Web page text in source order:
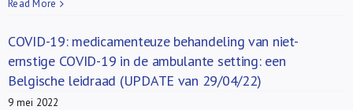
Read More
COVID-19: medicamenteuze behandeling van niet-
ernstige COVID-19 in de ambulante setting: een
Belgische leidraad (UPDATE van 29/04/22)
9 mei 2022